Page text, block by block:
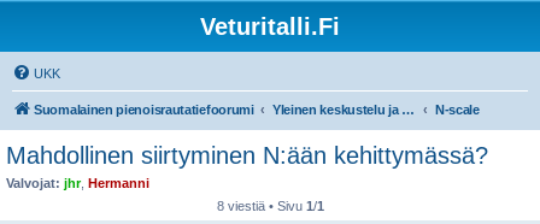
Veturitalli.Fi
UKK
Suomalainen pienoisrautatiefoorumi Yleinen keskustelu ja muut mittakaavat N-scale
Mahdollinen siirtyminen N:ään kehittymässä?
Valvojat: jhr, Hermanni
8 viestiä • Sivu 1/1